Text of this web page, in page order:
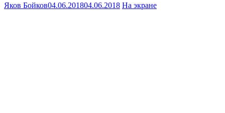
Яков Бойков04.06.201804.06.2018 На экране